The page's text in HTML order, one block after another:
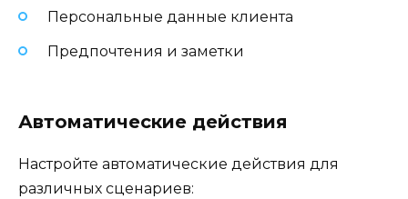
Персональные данные клиента
Предпочтения и заметки
Автоматические действия
Настройте автоматические действия для
различных сценариев: